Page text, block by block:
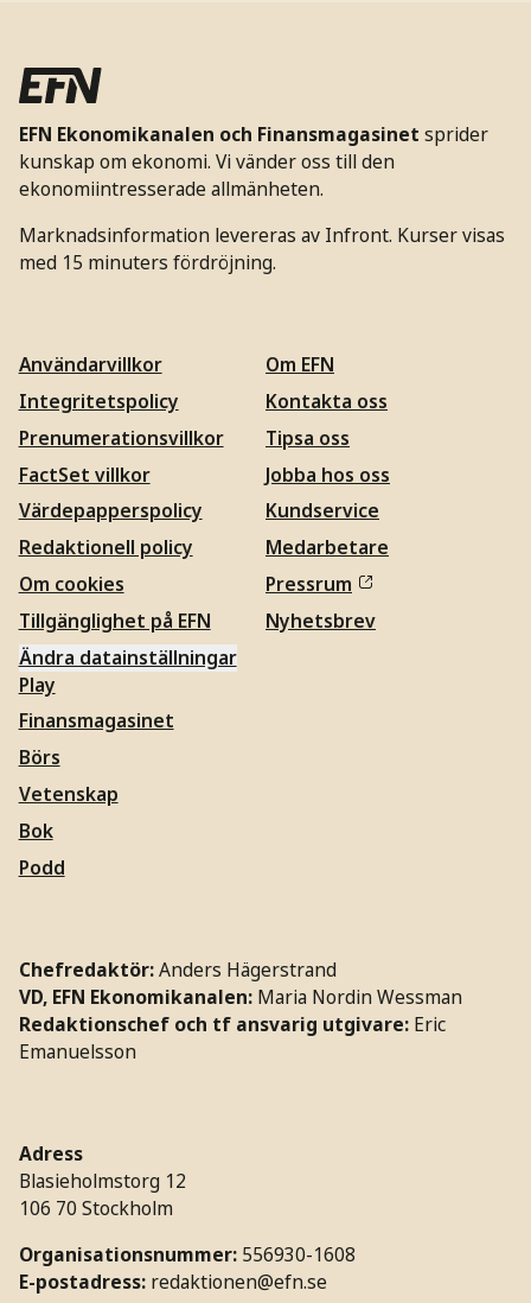
EFN Ekonomikanalen och Finansmagasinet sprider
kunskap om ekonomi. Vi vänder oss till den
ekonomiintresserade allmänheten.
Marknadsinformation levereras av Infront. Kurser visas
med 15 minuters fördröjning.
Användarvillkor
Integritetspolicy
Prenumerationsvillkor
FactSet villkor
Värdepapperspolicy
Redaktionell policy
Om cookies
Tillgänglighet på EFN
Ändra datainställningar
Om EFN
Kontakta oss
Tipsa oss
Jobba hos oss
Kundservice
Medarbetare
Pressrum
Nyhetsbrev
Play
Finansmagasinet
Börs
Vetenskap
Bok
Podd
Chefredaktör:Anders Hägerstrand
VD, EFN Ekonomikanalen: Maria Nordin Wessman
Redaktionschef och tf ansvarig utgivare: Eric
Emanuelsson
Adress
Blasieholmstorg 12
106 70 Stockholm
Organisationsnummer: 556930-1608
E-postadress: redaktionen@efn.se